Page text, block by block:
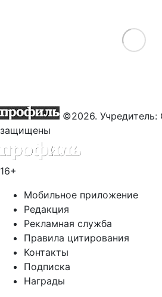
Load More
©2026.
защищены
16+
Мобильное приложение
Редакция
Рекламная служба
Правила цитирования
Контакты
Подписка
Награды